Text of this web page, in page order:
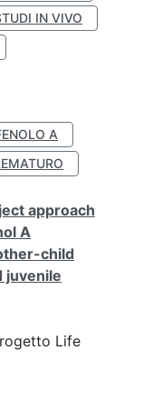
IN VIVO
A
approach
A
child
juvenile
Life